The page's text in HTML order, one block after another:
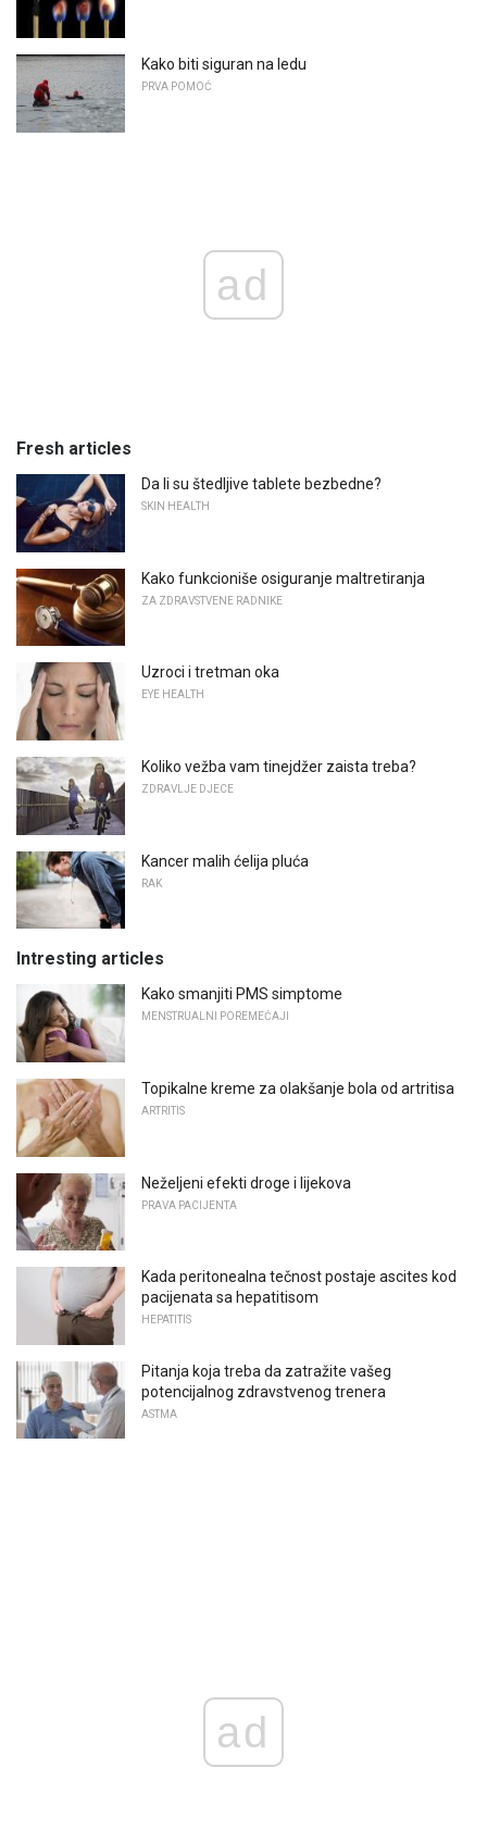
Kako biti siguran na ledu
PRVA POMOĆ
ad
Fresh articles
Da li su štedljive tablete bezbedne?
SKIN HEALTH
Kako funkcioniše osiguranje maltretiranja
ZA ZDRAVSTVENE RADNIKE
Uzroci i tretman oka
EYE HEALTH
Koliko vežba vam tinejdžer zaista treba?
ZDRAVLJE DJECE
Kancer malih ćelija pluća
RAK
Intresting articles
Kako smanjiti PMS simptome
MENSTRUALNI POREMEĆAJI
Topikalne kreme za olakšanje bola od artritisa
ARTRITIS
Neželjeni efekti droge i lijekova
PRAVA PACIJENTA
Kada peritonealna tečnost postaje ascites kod
pacijenata sa hepatitisom
HEPATITIS
Pitanja koja treba da zatražite vašeg
potencijalnog zdravstvenog trenera
ASTMA
ad